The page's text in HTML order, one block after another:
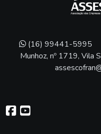
(16) 99441-5995
Munhoz, nº 1719, Vila